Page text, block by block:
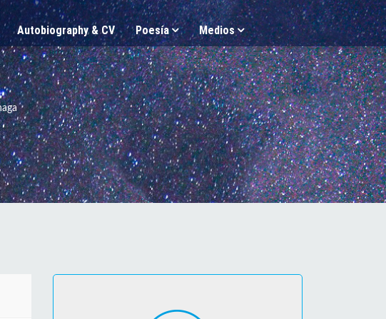
Autobiography & CV Poesía Medios